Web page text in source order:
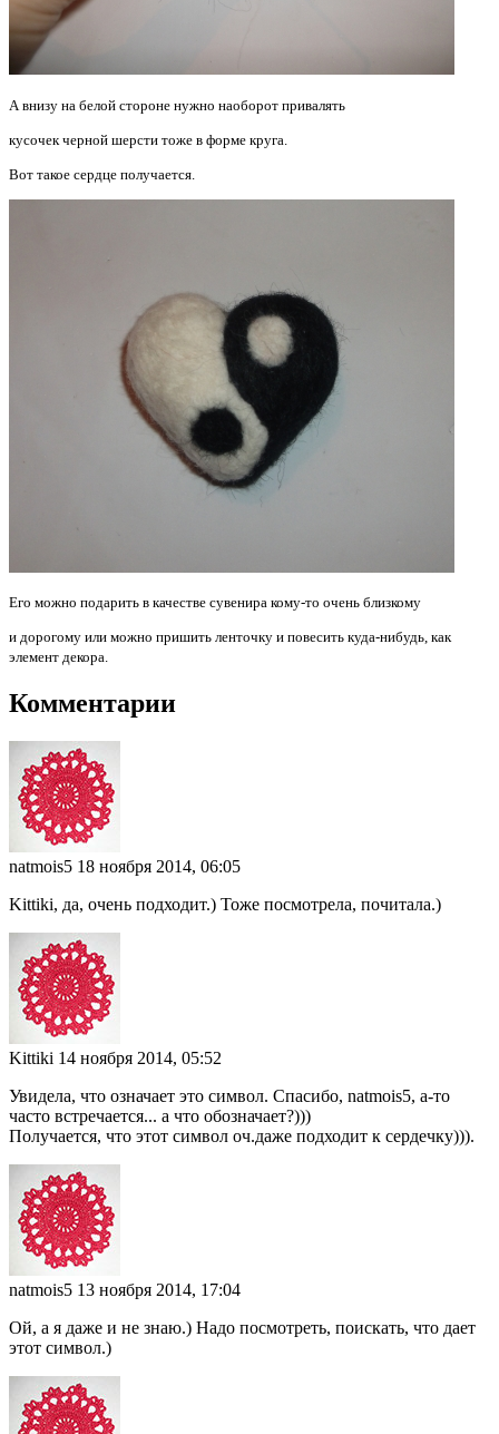
А внизу на белой стороне нужно наоборот привалять
кусочек черной шерсти тоже в форме круга.
Вот такое сердце получается.
Его можно подарить в качестве сувенира кому-то очень близкому
и дорогому или можно пришить ленточку и повесить куда-нибудь, как
элемент декора.
Комментарии
natmois5 18 ноября 2014, 06:05
Kittiki, да, очень подходит.) Тоже посмотрела, почитала.)
Kittiki 14 ноября 2014, 05:52
Увидела, что означает это символ. Спасибо, natmois5, а-то
часто встречается... а что обозначает?)))
Получается, что этот символ оч.даже подходит к сердечку))).
natmois5 13 ноября 2014, 17:04
Ой, а я даже и не знаю.) Надо посмотреть, поискать, что дает
этот символ.)